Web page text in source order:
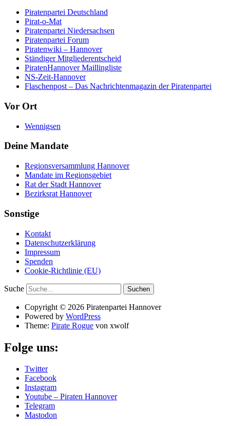
Piratenpartei Deutschland
Pirat-o-Mat
Piratenpartei Niedersachsen
Piratenpartei Forum
Piratenwiki – Hannover
Ständiger Mitgliederentscheid
PiratenHannover Maillingliste
NS-Zeit-Hannover
Flaschenpost – Das Nachrichtenmagazin der Piratenpartei
Vor Ort
Wennigsen
Deine Mandate
Regionsversammlung Hannover
Mandate im Regionsgebiet
Rat der Stadt Hannover
Bezirksrat Hannover
Sonstige
Kontakt
Datenschutzerklärung
Impressum
Spenden
Cookie-Richtlinie (EU)
Suche
Copyright © 2026 Piratenpartei Hannover
Powered by WordPress
Theme: Pirate Rogue von xwolf
Folge uns:
Twitter
Facebook
Instagram
Youtube – Piraten Hannover
Telegram
Mastodon